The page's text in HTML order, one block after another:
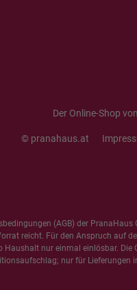
Der Online-Shop
© pranahaus.at
(AGB) der
reicht. Für den Anspruch auf
nur einmal einlösbar. Die
nur für Lieferungen